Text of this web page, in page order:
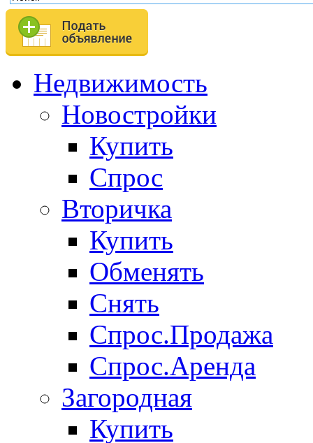
Недвижимость
Новостройки
Купить
Спрос
Вторичка
Купить
Обменять
Снять
Спрос.Продажа
Спрос.Аренда
Загородная
Купить